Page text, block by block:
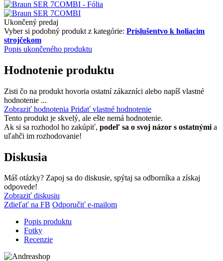
Ukončený predaj
Vyber si podobný produkt z kategórie: Príslušentvo k holiacim
strojčekom
Popis ukončeného produktu
Hodnotenie produktu
Zisti čo na produkt hovoria ostatní zákazníci alebo napíš vlastné
hodnotenie ...
Zobraziť hodnotenia Pridať vlastné hodnotenie
Tento produkt je skvelý, ale ešte nemá hodnotenie.
Ak si sa rozhodol ho zakúpiť, podeľ sa o svoj názor s ostatnými a
uľahči im rozhodovanie!
Diskusia
Máš otázky? Zapoj sa do diskusie, spýtaj sa odborníka a získaj
odpovede!
Zobraziť diskusiu
Zdieľať na FB Odporučiť e-mailom
Popis produktu
Fotky
Recenzie